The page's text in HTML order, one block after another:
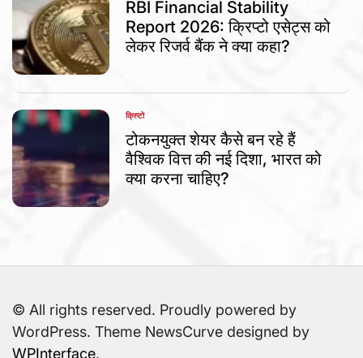
RBI Financial Stability
Report 2026: क्रिप्टो एसेट्स को
लेकर रिजर्व बैंक ने क्या कहा?
POSTED
IN
क्रिप्टो
टोकनयुक्त शेयर कैसे बन रहे हैं
वैश्विक वित्त की नई दिशा, भारत को
क्या करना चाहिए?
© All rights reserved. Proudly powered by
WordPress. Theme NewsCurve designed by
WPInterface.